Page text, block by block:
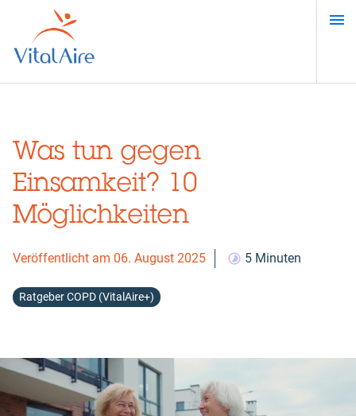
Inhalt
Was tun gegen
Einsamkeit? 10
Möglichkeiten
Veröffentlicht am 06. August 2025 5 Minuten
Ratgeber COPD (VitalAire+)